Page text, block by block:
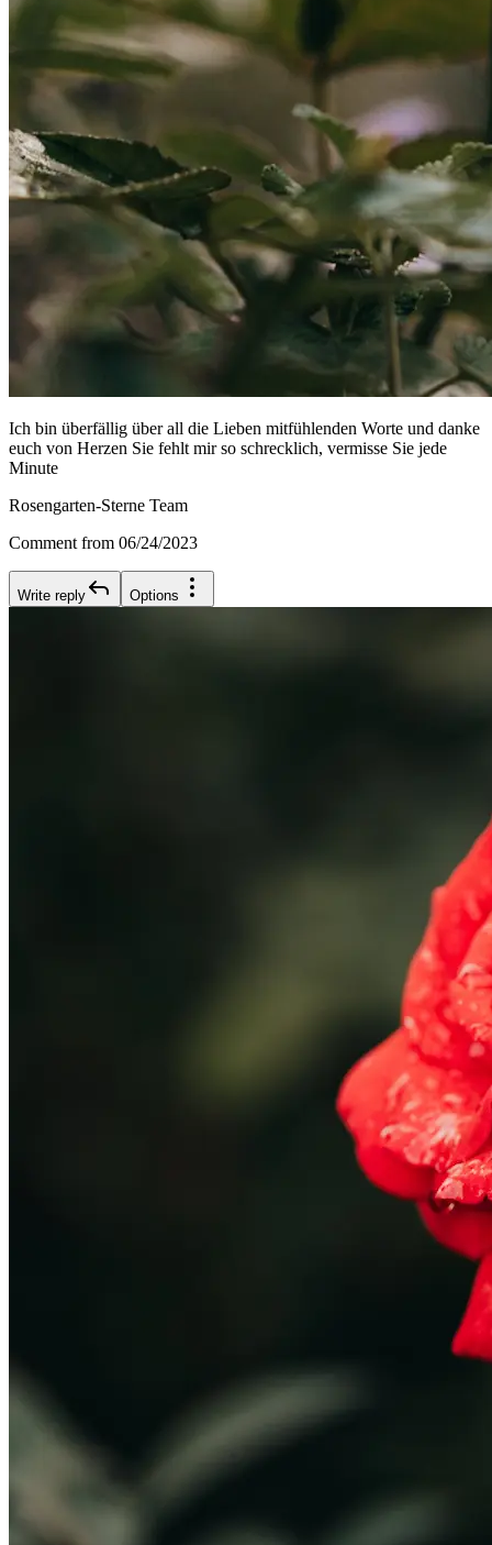
Ich bin überfällig über all die Lieben mitfühlenden Worte und danke
euch von Herzen Sie fehlt mir so schrecklich, vermisse Sie jede
Minute
Rosengarten-Sterne Team
Comment from 06/24/2023
Write reply Options